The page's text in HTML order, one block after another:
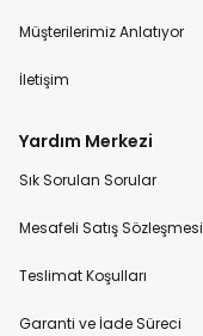
Müşterilerimiz Anlatıyor
İletişim
Yardım Merkezi
Sık Sorulan Sorular
Mesafeli Satış Sözleşmesi
Teslimat Koşulları
Garanti ve İade Süreci